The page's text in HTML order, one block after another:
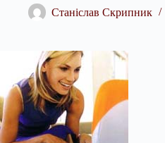
Станіслав Скрипник